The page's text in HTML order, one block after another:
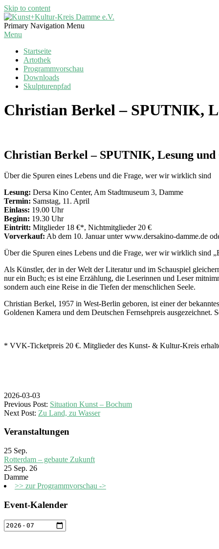
Skip to content
Kunst+Kultur-
Kreis
Primary Navigation Menu
Menu
Startseite
Artothek
Programmvorschau
Downloads
Skulpturenpfad
Christian Berkel – SPUTNIK,
Christian Berkel – SPUTNIK, Lesung und
Über die Spuren eines Lebens und die Frage, wer wir wirklich sind
Lesung: Dersa Kino Center, Am Stadtmuseum 3, Damme
Termin: Samstag, 11. April
Einlass: 19.00 Uhr
Beginn: 19.30 Uhr
Eintritt: Mitglieder 18 €*, Nichtmitglieder 20 €
Vorverkauf: Ab dem 10. Januar unter www.dersakino-damme.de
Über die Spuren eines Lebens und die Frage, wer wir wirklich sind
Als Künstler, der in der Welt der Literatur und im Schauspiel
nur ein Buch; es ist eine Erzählung, die Leserinnen und Leser
sondern auch eine Reise in die Tiefen der menschlichen Seele.
Christian Berkel, 1957 in West-Berlin geboren, ist einer der
Goldenen Kamera und dem Deutschen Fernsehpreis
* VVK-Ticketpreis 20 €. Mitglieder des Kunst- & Kultur-Kreis
2026-03-03
Previous Post: Situation Kunst – Bochum
Next Post: Zu Land, zu Wasser
Veranstaltungen
25 Sep.
Rotterdam – gebaute Zukunft
25 Sep. 26
Damme
>> zur Programmvorschau ->
Event-Kalender